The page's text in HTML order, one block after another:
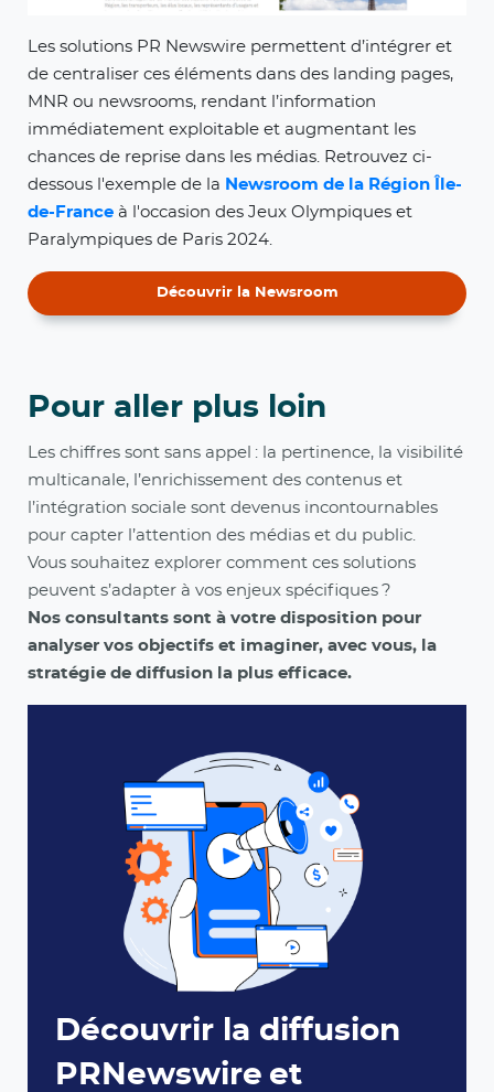
Les solutions PR Newswire permettent d’intégrer et
de centraliser ces éléments dans des landing pages,
MNR ou newsrooms, rendant l’information
immédiatement exploitable et augmentant les
chances de reprise dans les médias. Retrouvez ci-
dessous l'exemple de la Newsroom de la Région Île-
de-France à l'occasion des Jeux Olympiques et
Paralympiques de Paris 2024.
Découvrir la Newsroom
Pour aller plus loin
Les chiffres sont sans appel : la pertinence, la visibilité
multicanale, l’enrichissement des contenus et
l’intégration sociale sont devenus incontournables
pour capter l’attention des médias et du public.
Vous souhaitez explorer comment ces solutions
peuvent s’adapter à vos enjeux spécifiques ?
Nos consultants sont à votre disposition pour
analyser vos objectifs et imaginer, avec vous, la
stratégie de diffusion la plus efficace.
Découvrir la diffusion
PRNewswire et